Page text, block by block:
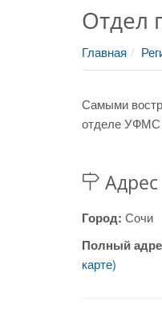
Отдел
Главная
Самыми
отделе УФМС
Адрес
Город: Сочи
Полный
карте)